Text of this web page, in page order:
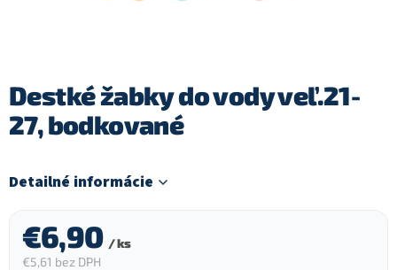
Destké žabky do vody veľ.21-
27, bodkované
Detailné informácie
€6,90 / ks
€5,61 bez DPH